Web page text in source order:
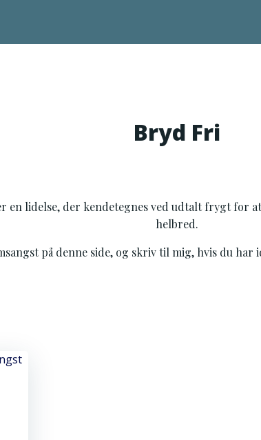
Bryd Fri
en lidelse, der kendetegnes ved udtalt frygt for
helbred.
på denne side, og skriv til mig, hvis du